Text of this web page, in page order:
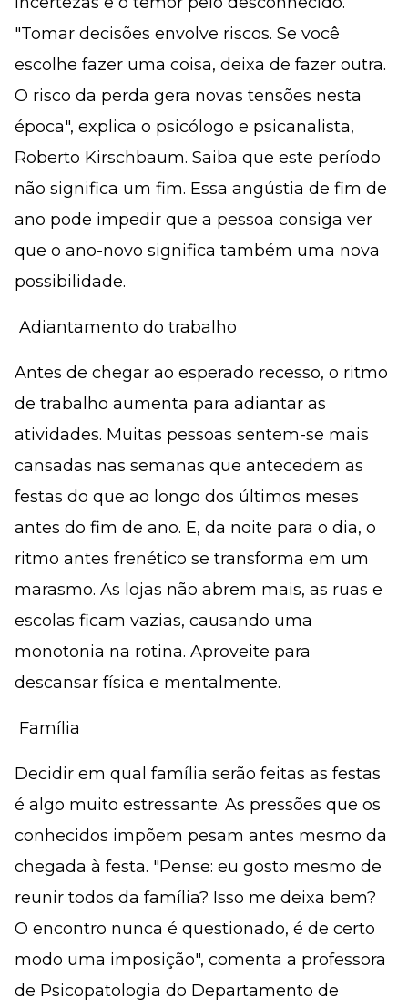
"Tomar decisões envolve riscos. Se você
escolhe fazer uma coisa, deixa de fazer outra.
O risco da perda gera novas tensões nesta
época", explica o psicólogo e psicanalista,
Roberto Kirschbaum. Saiba que este período
não significa um fim. Essa angústia de fim de
ano pode impedir que a pessoa consiga ver
que o ano-novo significa também uma nova
possibilidade.
 Adiantamento do trabalho
Antes de chegar ao esperado recesso, o ritmo
de trabalho aumenta para adiantar as
atividades. Muitas pessoas sentem-se mais
cansadas nas semanas que antecedem as
festas do que ao longo dos últimos meses
antes do fim de ano. E, da noite para o dia, o
ritmo antes frenético se transforma em um
marasmo. As lojas não abrem mais, as ruas e
escolas ficam vazias, causando uma
monotonia na rotina. Aproveite para
descansar física e mentalmente.
 Família
Decidir em qual família serão feitas as festas
é algo muito estressante. As pressões que os
conhecidos impõem pesam antes mesmo da
chegada à festa. "Pense: eu gosto mesmo de
reunir todos da família? Isso me deixa bem?
O encontro nunca é questionado, é de certo
modo uma imposição", comenta a professora
de Psicopatologia do Departamento de